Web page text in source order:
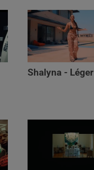
Shalyna - Léger